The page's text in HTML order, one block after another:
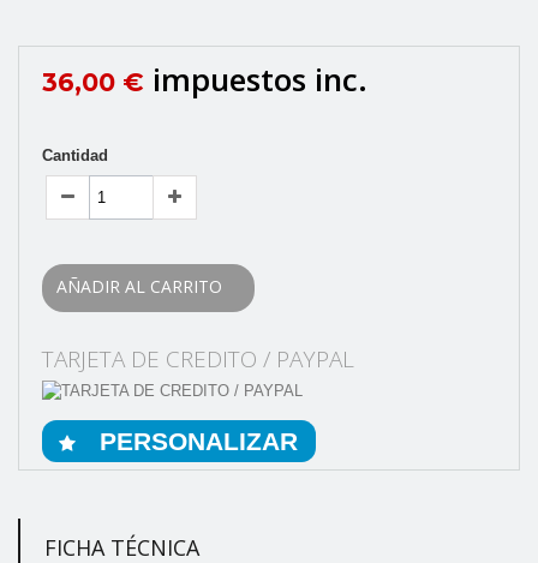
36,00 € impuestos inc.
Cantidad
AÑADIR AL CARRITO
TARJETA DE CREDITO / PAYPAL
PERSONALIZAR
FICHA TÉCNICA